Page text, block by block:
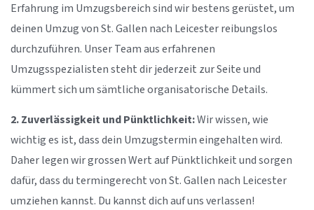
Erfahrung im Umzugsbereich sind wir bestens gerüstet, um
deinen Umzug von St. Gallen nach Leicester reibungslos
durchzuführen. Unser Team aus erfahrenen
Umzugsspezialisten steht dir jederzeit zur Seite und
kümmert sich um sämtliche organisatorische Details.
2. Zuverlässigkeit und Pünktlichkeit:Wir wissen, wie
wichtig es ist, dass dein Umzugstermin eingehalten wird.
Daher legen wir grossen Wert auf Pünktlichkeit und sorgen
dafür, dass du termingerecht von St. Gallen nach Leicester
umziehen kannst. Du kannst dich auf uns verlassen!